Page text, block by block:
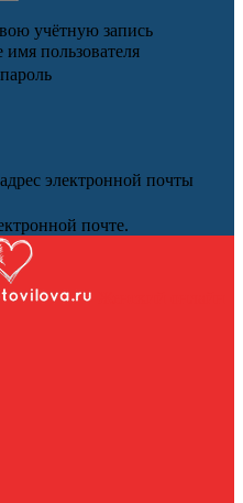
учётную запись
пользователя
электронной почты
почте.